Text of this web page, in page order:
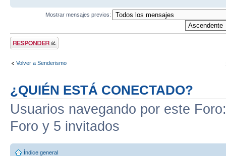
Mostrar mensajes previos:
Publicar una
respuesta
Volver a Senderismo
¿QUIÉN ESTÁ CONECTADO?
Usuarios navegando por este
Foro y 5 invitados
Índice general